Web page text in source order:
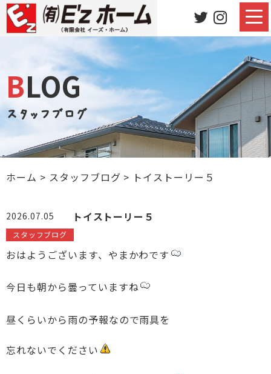
BLOG
スタッフブログ
ホーム > スタッフブログ > トイストーリー５
2026.07.05 トイストーリー５
スタッフブログ
おはようございます、やまかわです
今日も朝から曇っていますね
昼くらいから雨の予報なので雨具を
忘れないでください